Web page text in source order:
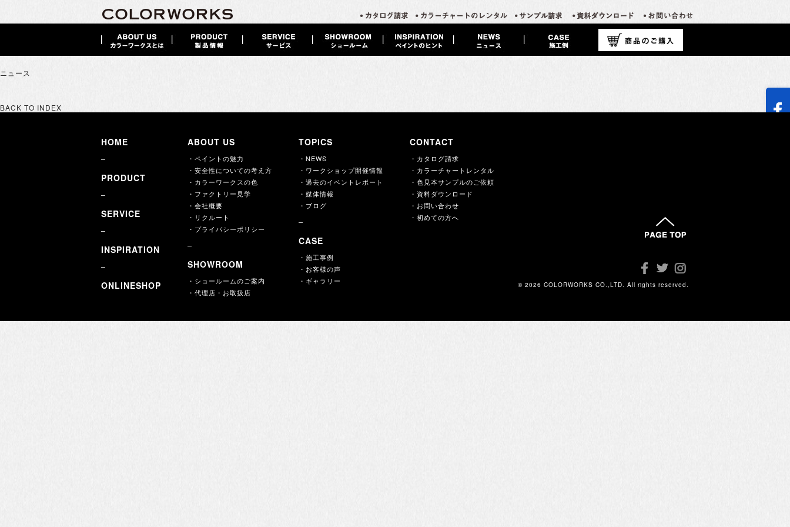
ニュース
BACK TO INDEX
HOME
PRODUCT
SERVICE
INSPIRATION
ONLINESHOP
ABOUT US
・ペイントの魅力
・安全性についての考え方
・カラーワークスの色
・ファクトリー見学
・会社概要
・リクルート
・プライバシーポリシー
SHOWROOM
・ショールームのご案内
・代理店・お取扱店
TOPICS
・NEWS
・ワークショップ開催情報
・過去のイベントレポート
・媒体情報
・ブログ
CASE
・施工事例
・お客様の声
・ギャラリー
CONTACT
・カタログ請求
・カラーチャートレンタル
・色見本サンプルのご依頼
・資料ダウンロード
・お問い合わせ
・初めての方へ
© 2026 COLORWORKS CO.,LTD. All rights reserved.